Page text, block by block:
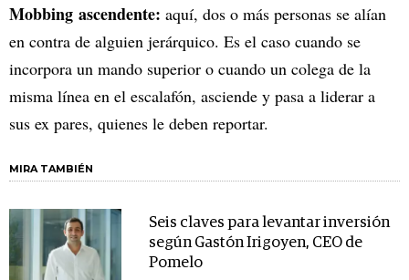
Mobbing ascendente: aquí, dos o más personas se alían
en contra de alguien jerárquico. Es el caso cuando se
incorpora un mando superior o cuando un colega de la
misma línea en el escalafón, asciende y pasa a liderar a
sus ex pares, quienes le deben reportar.
MIRA TAMBIÉN
Seis claves para levantar inversión
según Gastón Irigoyen, CEO de
Pomelo